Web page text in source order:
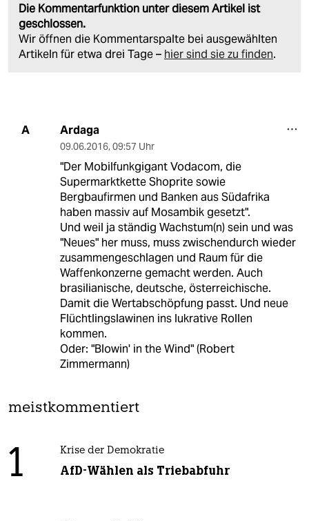
Die Kommentarfunktion unter diesem Artikel ist
geschlossen.
Wir öffnen die Kommentarspalte bei ausgewählten
Artikeln für etwa drei Tage – hier sind sie zu finden.
A Ardaga
09.06.2016, 09:57 Uhr
"Der Mobilfunkgigant Vodacom, die
Supermarktkette Shoprite sowie
Bergbaufirmen und Banken aus Südafrika
haben massiv auf Mosambik gesetzt".
Und weil ja ständig Wachstum(n) sein und was
"Neues" her muss, muss zwischendurch wieder
zusammengeschlagen und Raum für die
Waffenkonzerne gemacht werden. Auch
brasilianische, deutsche, österreichische.
Damit die Wertabschöpfung passt. Und neue
Flüchtlingslawinen ins lukrative Rollen
kommen.
Oder: "Blowin' in the Wind" (Robert
Zimmermann)
meistkommentiert
1 Krise der Demokratie
AfD-Wählen als Triebabfuhr